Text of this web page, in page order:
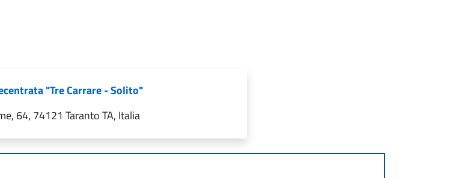
"Tre Carrare - Solito"
64, 74121 Taranto TA, Italia